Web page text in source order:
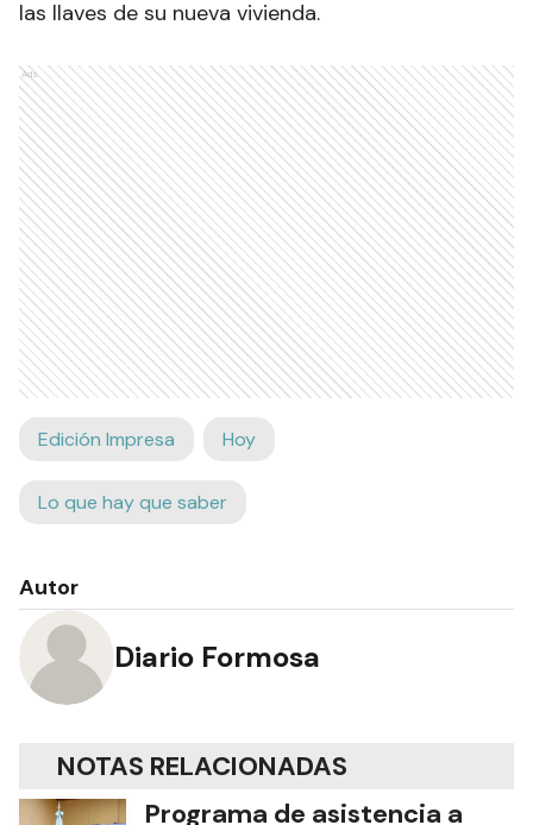
las llaves de su nueva vivienda.
Ads
Edición Impresa Hoy
Lo que hay que saber
Autor
Diario Formosa
NOTAS RELACIONADAS
Programa de asistencia a